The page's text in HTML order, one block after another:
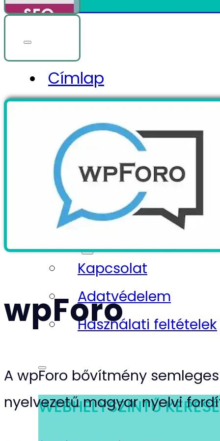
Címlap
Projektek
Blog
Piactér
Kapcsolat
Adatvédelem
Használati feltételek
WEBHELYSZINTŰ
wpForo
A wpForo bővítmény semleges
nyelvezetű magyar nyelvi